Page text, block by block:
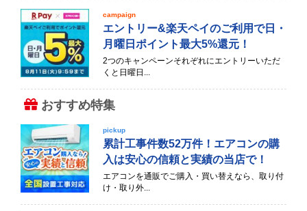
campaign
エントリー&楽天ペイのご利用で日・
月曜日ポイント最大5%還元！
2つのキャンペーンそれぞれにエントリーいただ
くと日曜日...
おすすめ特集
pickup
累計工事件数52万件！エアコンの購
入は安心の信頼と実績の当店で！
エアコンを通販でご購入・買い替えなら、取り付
け・取り外...